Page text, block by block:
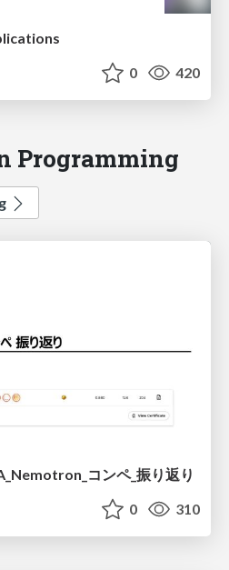
0 420
Programming
コンペ_振り返り
0 310